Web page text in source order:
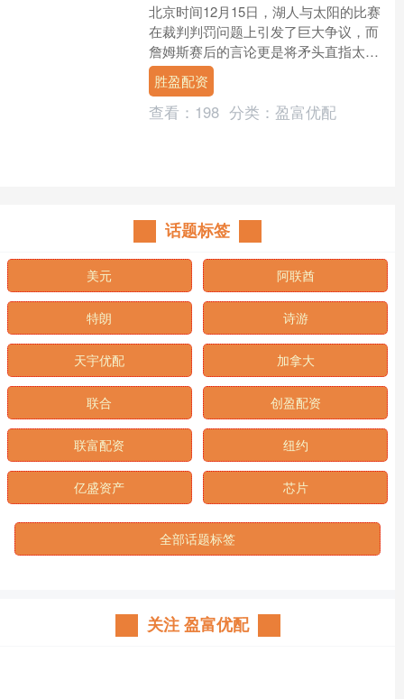
北京时间12月15日，湖人与太阳的比赛
在裁判判罚问题上引发了巨大争议，而
詹姆斯赛后的言论更是将矛头直指太阳
队，称他们靠着第4节频繁获得罚球才得
以追分，这一说法让....
胜盈配资
查看： 198 分类： 盈富优配
话题标签
美元 阿联酋
特朗 诗游
天宇优配 加拿大
联合 创盈配资
联富配资 纽约
亿盛资产 芯片
全部话题标签
关注 盈富优配